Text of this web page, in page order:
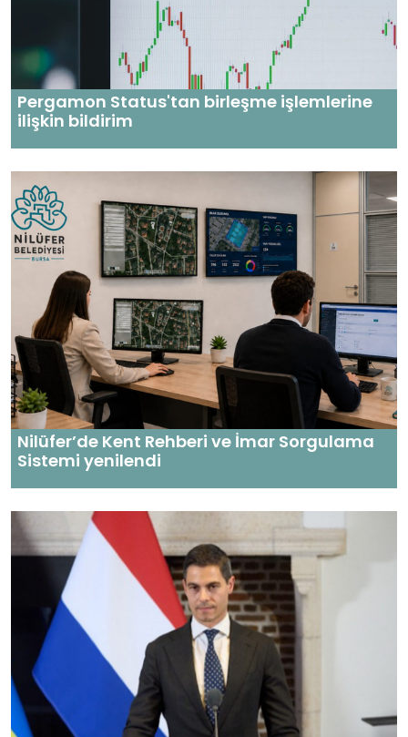
Pergamon Status'tan birleşme işlemlerine
ilişkin bildirim
Nilüfer’de Kent Rehberi ve İmar Sorgulama
Sistemi yenilendi